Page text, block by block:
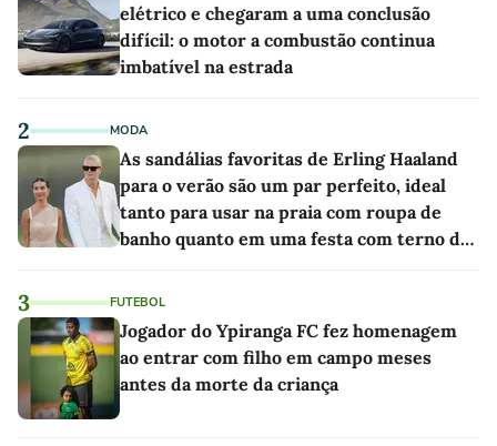
elétrico e chegaram a uma conclusão
difícil: o motor a combustão continua
imbatível na estrada
2 MODA
As sandálias favoritas de Erling Haaland
para o verão são um par perfeito, ideal
tanto para usar na praia com roupa de
banho quanto em uma festa com terno de
3 FUTEBOL
Jogador do Ypiranga FC fez homenagem
ao entrar com filho em campo meses
antes da morte da criança